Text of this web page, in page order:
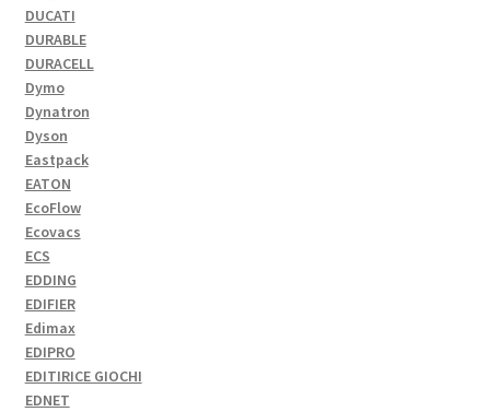
DUCATI
DURABLE
DURACELL
Dymo
Dynatron
Dyson
Eastpack
EATON
EcoFlow
Ecovacs
ECS
EDDING
EDIFIER
Edimax
EDIPRO
EDITIRICE GIOCHI
EDNET